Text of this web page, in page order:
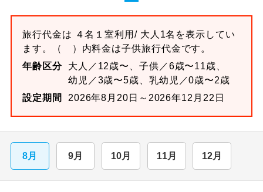
旅行代金は ４名１室利用/ 大人1名を表示してい
ます。
（ ）内料金は子供旅行代金です。
年齢区分
大人／12歳〜、子供／6歳〜11歳、
幼児／3歳〜5歳、乳幼児／0歳〜2歳
設定期間
2026年8月20日～2026年12月22日
8月 9月 10月 11月 12月